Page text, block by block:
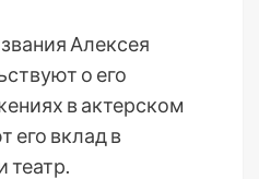
Алексея
о его
в актерском
его вклад в
театр.